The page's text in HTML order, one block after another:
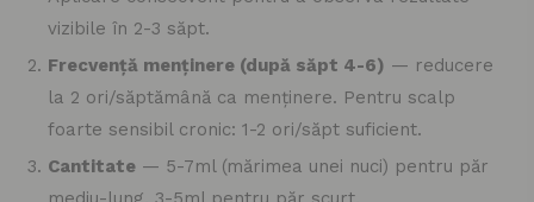
vizibile în 2-3 săpt.
Frecvență menținere (după săpt 4-6) — reducere
la 2 ori/săptămână ca menținere. Pentru scalp
foarte sensibil cronic: 1-2 ori/săpt suficient.
Cantitate — 5-7ml (mărimea unei nuci) pentru păr